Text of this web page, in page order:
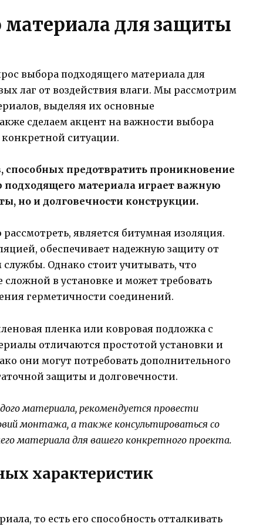
для защиты
выбора подходящего материала для
лаг от воздействия влаги. Мы рассмотрим
выделяя их основные
сделаем акцент на важности выбора
ситуации.
предотвратить проникновение
подходящего материала играет важную
но и долговечности конструкции.
является битумная изоляция.
обеспечивает надежную защиту от
Однако стоит учитывать, что
в установке и может требовать
герметичности соединений.
пленка или ковровая подложка с
отличаются простотой установки и
они могут потребовать дополнительного
защиты и долговечности.
материала, рекомендуется провести
монтажа, а также консультироваться со
материала для вашего конкретного проекта.
характеристик
то есть его способность отталкивать